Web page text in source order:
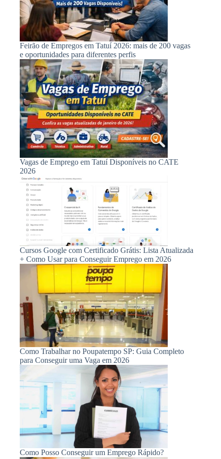
Feirão de Empregos em Tatuí 2026: mais de 200 vagas
e oportunidades para diferentes perfis
Vagas de Emprego em Tatuí Disponíveis no CATE
2026
Cursos Google com Certificado Grátis: Lista Atualizada
+ Como Usar para Conseguir Emprego em 2026
Como Trabalhar no Poupatempo SP: Guia Completo
para Conseguir uma Vaga em 2026
Como Posso Conseguir um Emprego Rápido?